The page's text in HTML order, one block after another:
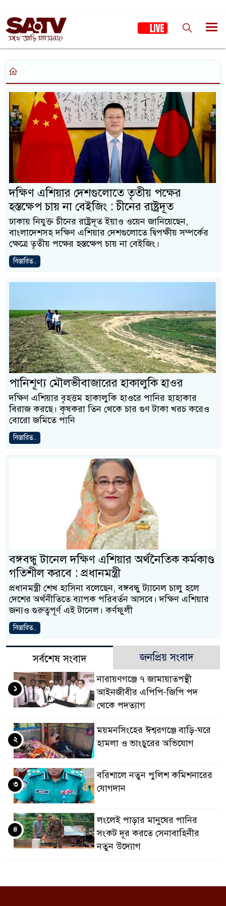
দক্ষিণ এশিয়ার দেশগুলোতে তৃতীয় পক্ষের
হস্তক্ষেপ চায় না বেইজিং : চীনের রাষ্ট্রদূত
ঢাকায় নিযুক্ত চীনের রাষ্ট্রদূত ইয়াও ওয়েন জানিয়েছেন,
বাংলাদেশসহ দক্ষিণ এশিয়ার দেশগুলোতে দ্বিপক্ষীয় সম্পর্কের
ক্ষেত্রে তৃতীয় পক্ষের হস্তক্ষেপ চায় না বেইজিং।
বিস্তারিত..
পানিশূণ্য মৌলভীবাজারের হাকালুকি হাওর
দক্ষিণ এশিয়ার বৃহত্তম হাকালুকি হাওরে পানির হাহাকার
বিরাজ করছে। কৃষকরা তিন থেকে চার গুণ টাকা খরচ করেও
বোরো জমিতে পানি
বিস্তারিত..
বঙ্গবন্ধু টানেল দক্ষিণ এশিয়ার অর্থনৈতিক কর্মকাণ্ড
গতিশীল করবে : প্রধানমন্ত্রী
প্রধানমন্ত্রী শেখ হাসিনা বলেছেন, বঙ্গবন্ধু ট্যানেল চালু হলে
দেশের অর্থনীতিতে ব্যাপক পরিবর্তন আসবে। দক্ষিণ এশিয়ার
জন্যও গুরুত্বপূর্ণ এই টানেল। কর্ণফুলী
বিস্তারিত..
সর্বশেষ সংবাদ জনপ্রিয় সংবাদ
নারায়ণগঞ্জে ৭ জামায়াতপন্থী
আইনজীবীর এপিপি-জিপি পদ
থেকে পদত্যাগ
১
ময়মনসিংহের ঈশ্বরগঞ্জে বাড়ি-ঘরে
হামলা ও ভাংচুরের অভিযোগ
২
বরিশালে নতুন পুলিশ কমিশনারের
যোগদান
৩
লংলেই পাড়ার মানুষের পানির
সংকট দূর করতে সেনাবাহিনীর
নতুন উদ্যোগ
৪
সম্ভাবনা বিষয়ক নাগরিক সংলাপ